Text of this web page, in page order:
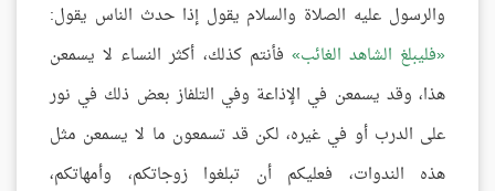
والرسول عليه الصلاة والسلام يقول إذا حدث الناس يقول:
فليبلغ الشاهد الغائب
فأنتم كذلك، أكثر النساء لا يسمعن
هذا، وقد يسمعن في الإذاعة وفي التلفاز بعض ذلك في نور
على الدرب أو في غيره، لكن قد تسمعون ما لا يسمعن مثل
هذه الندوات، فعليكم أن تبلغوا زوجاتكم، وأمهاتكم،